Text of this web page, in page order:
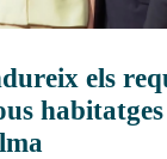
els